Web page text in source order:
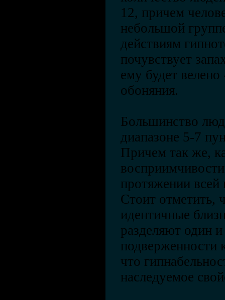
12, причем
небольшой
действиям
почувствует
ему будет
обоняния.
Большинство
диапазоне 5-7
Причем так же,
протяжении всей
Стоит отметить,
идентичные
разделяют один
подверженности
что
наследуемое